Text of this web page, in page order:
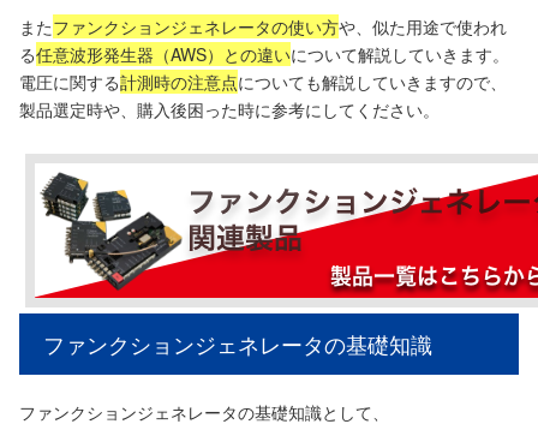
またファンクションジェネレータの使い方や、似た用途で使われ
る任意波形発生器（AWS）との違いについて解説していきます。
電圧に関する計測時の注意点についても解説していきますので、
製品選定時や、購入後困った時に参考にしてください。
ファンクションジェネレータの基礎知識
ファンクションジェネレータの基礎知識として、